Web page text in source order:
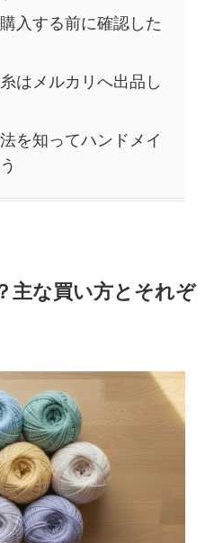
入する前に確認した
はメルカリへ出品し
を知ってハンドメイ
主な買い方とそれぞ